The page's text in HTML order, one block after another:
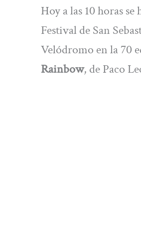
Hoy a las 10 horas
Festival de San
Velódromo en la 70
Rainbow, de Paco